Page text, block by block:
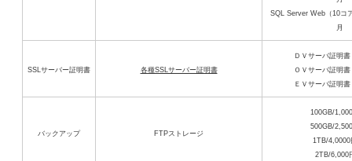
SQL Server Web（10コ
月
SSLサーバー証明書 各種SSLサーバー証明書
ＤＶサーバ証明
ＯＶサーバ証明
ＥＶサーバ証明
バックアップ FTPストレージ
100GB/
500GB/
1TB/4,0000
2TB/6,000